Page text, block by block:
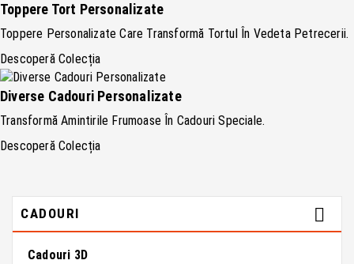
Toppere Tort Personalizate
Toppere Personalizate Care Transformă Tortul În Vedeta Petrecerii.
Descoperă Colecția
Diverse Cadouri Personalizate
Transformă Amintirile Frumoase În Cadouri Speciale.
Descoperă Colecția
CADOURI 
Cadouri 3D